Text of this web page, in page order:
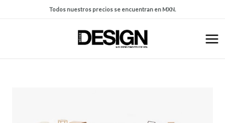
Todos nuestros precios se encuentran en MXN.